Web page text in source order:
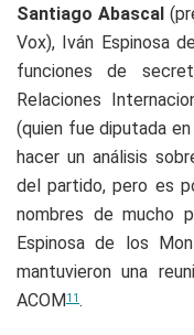
Santiago Abascal
Vox), Iván Espinosa
funciones de
Relaciones
(quien fue diputada
hacer un análisis
del partido, pero es
nombres de mucho
Espinosa de los
mantuvieron una
ACOM11.